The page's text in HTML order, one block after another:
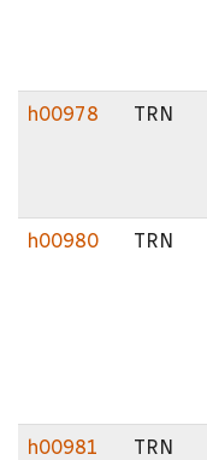
h00978 TRN
h00980 TRN
h00981 TRN